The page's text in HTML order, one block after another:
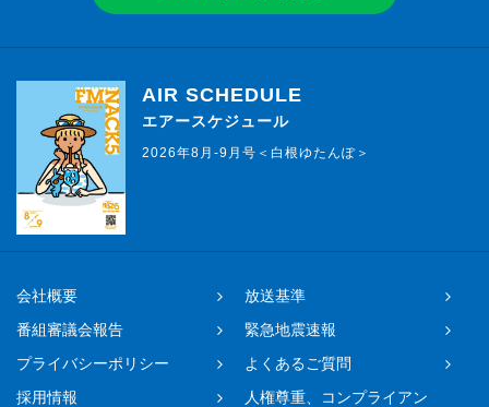
AIR SCHEDULE
エアースケジュール
2026年8月-9月号＜白根ゆたんぽ＞
会社概要
放送基準
番組審議会報告
緊急地震速報
プライバシーポリシー
よくあるご質問
採用情報
人権尊重、コンプライアン